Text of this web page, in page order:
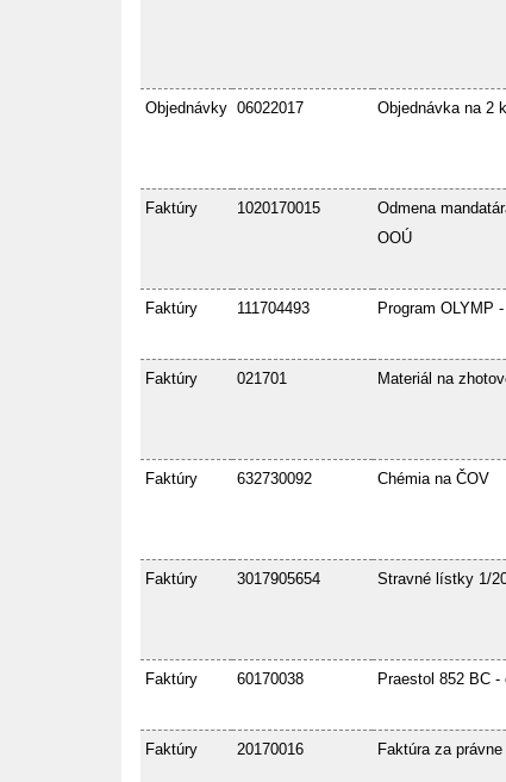
Objednávky 06022017 Objednávka na 2
Faktúry 1020170015
Odmena
OOÚ
Faktúry 111704493 Program OLYMP
Faktúry 021701 Materiál na
Faktúry 632730092 Chémia na ČOV
Faktúry 3017905654 Stravné lístky 1/
Faktúry 60170038 Praestol 852 BC -
Faktúry 20170016 Faktúra za